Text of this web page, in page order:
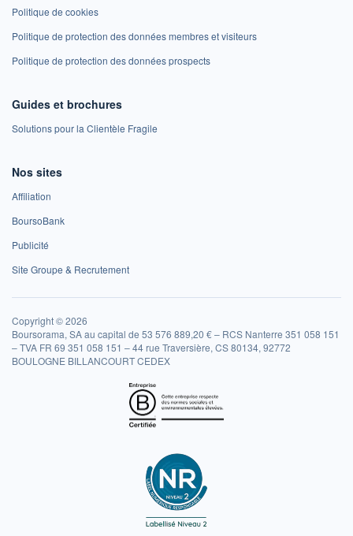
Politique de cookies
Politique de protection des données membres et visiteurs
Politique de protection des données prospects
Guides et brochures
Solutions pour la Clientèle Fragile
Nos sites
Affiliation
BoursoBank
Publicité
Site Groupe & Recrutement
Copyright © 2026
Boursorama, SA au capital de 53 576 889,20 € – RCS Nanterre 351 058 151
– TVA FR 69 351 058 151 – 44 rue Traversière, CS 80134, 92772
BOULOGNE BILLANCOURT CEDEX